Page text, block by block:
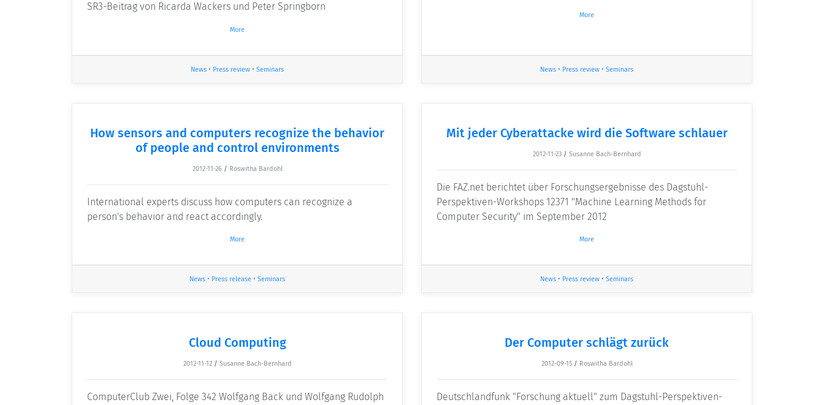
SR3-Beitrag von Ricarda Wackers und Peter Springborn
More
News • Press review • Seminars
More
News • Press review • Seminars
How sensors and computers recognize the behavior
of people and control environments
2012-11-26 / Roswitha Bardohl
International experts discuss how computers can recognize a
person's behavior and react accordingly.
More
News • Press release • Seminars
Mit jeder Cyberattacke wird die Software schlauer
2012-11-23 / Susanne Bach-Bernhard
Die FAZ.net berichtet über Forschungsergebnisse des Dagstuhl-
Perspektiven-Workshops 12371 "Machine Learning Methods for
Computer Security" im September 2012
More
News • Press review • Seminars
Cloud Computing
2012-11-12 / Susanne Bach-Bernhard
ComputerClub Zwei, Folge 342 Wolfgang Back und Wolfgang Rudolph
Der Computer schlägt zurück
2012-09-15 / Roswitha Bardohl
Deutschlandfunk "Forschung aktuell" zum Dagstuhl-Perspektiven-